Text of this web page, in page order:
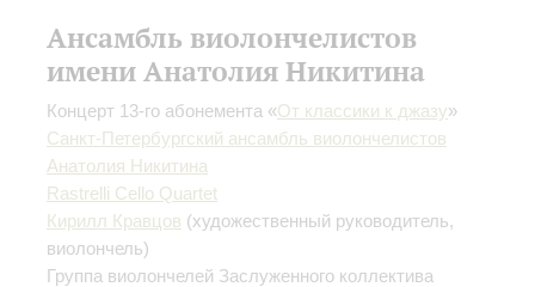
Ансамбль виолончелистов
имени Анатолия Никитина
Концерт 13-го абонемента «От классики к джазу»
Санкт-Петербургский ансамбль виолончелистов
Анатолия Никитина
Rastrelli Cello Quartet
Кирилл Кравцов (художественный руководитель,
виолончель)
Группа виолончелей Заслуженного коллектива